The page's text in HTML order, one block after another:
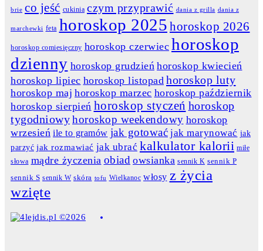
brie co jeść cukinia czym przyprawić dania z grilla dania z
marchewki feta horoskop 2025 horoskop 2026
horoskop comiesięczny horoskop czerwiec horoskop
dzienny horoskop grudzień horoskop kwiecień
horoskop lipiec horoskop listopad horoskop luty
horoskop maj horoskop marzec horoskop październik
horoskop sierpień horoskop styczeń horoskop
tygodniowyhoroskop weekendowy horoskop
wrzesień ile to gramów jak gotować jak marynować jak
parzyć jak rozmawiać jak ubrać kalkulator kalorii miłe
słowa mądre życzenia obiad owsianka sennik K sennik P
sennik S sennik W skóra tofu Wielkanoc włosy z życia
wzięte